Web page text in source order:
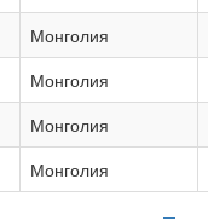
Монголия
Монголия
Монголия
Монголия